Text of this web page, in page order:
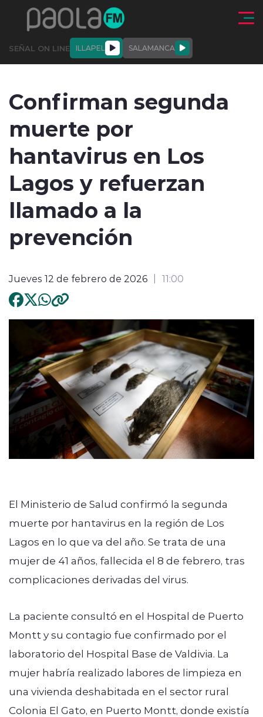
Click acá para ir directamente al contenido
SEÑAL ON LINE ILLAPEL SALAMANCA
ACTUALIDAD
modo claro
Confirman segunda
muerte por
hantavirus en Los
Lagos y refuerzan
llamado a la
prevención
Jueves 12 de febrero de 2026 11:00
El Ministerio de Salud confirmó la segunda
muerte por hantavirus en la región de Los
Lagos en lo que va del año. Se trata de una
mujer de 41 años, fallecida el 8 de febrero, tras
complicaciones derivadas del virus.
La paciente consultó en el Hospital de Puerto
Montt y su contagio fue confirmado por el
laboratorio del Hospital Base de Valdivia. La
mujer habría realizado labores de limpieza en
una vivienda deshabitada en el sector rural
Colonia El Gato, en Puerto Montt, donde existía